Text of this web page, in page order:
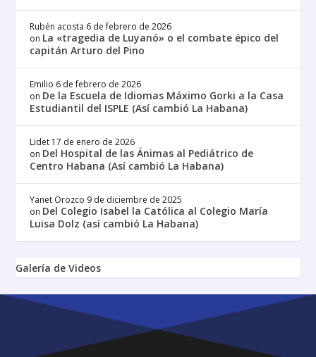
Rubén acosta 6 de febrero de 2026
on La «tragedia de Luyanó» o el combate épico del
capitán Arturo del Pino
Emilio 6 de febrero de 2026
on De la Escuela de Idiomas Máximo Gorki a la Casa
Estudiantil del ISPLE (Así cambió La Habana)
Lidet 17 de enero de 2026
on Del Hospital de las Ánimas al Pediátrico de
Centro Habana (Así cambió La Habana)
Yanet Orozco 9 de diciembre de 2025
on Del Colegio Isabel la Católica al Colegio María
Luisa Dolz (así cambió La Habana)
Galería de Videos